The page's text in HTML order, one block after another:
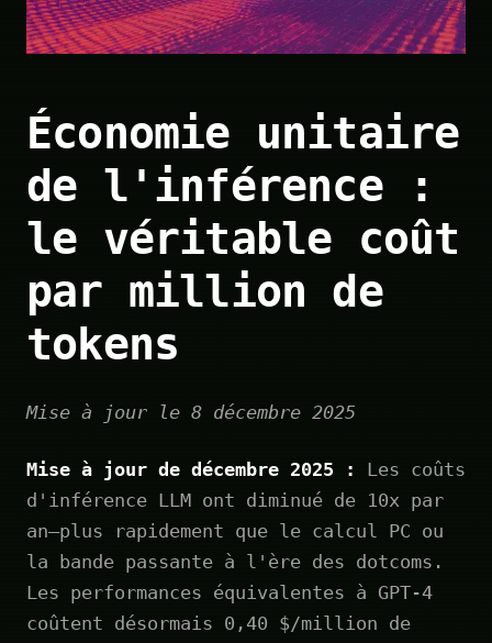
Économie unitaire
de l'inférence :
le véritable coût
par million de
tokens
Mise à jour le 8 décembre 2025
Mise à jour de décembre 2025 :
Les coûts
d'inférence LLM ont diminué de 10x par
an—plus rapidement que le calcul PC ou
la bande passante à l'ère des dotcoms.
Les performances équivalentes à GPT-4
coûtent désormais 0,40 $/million de